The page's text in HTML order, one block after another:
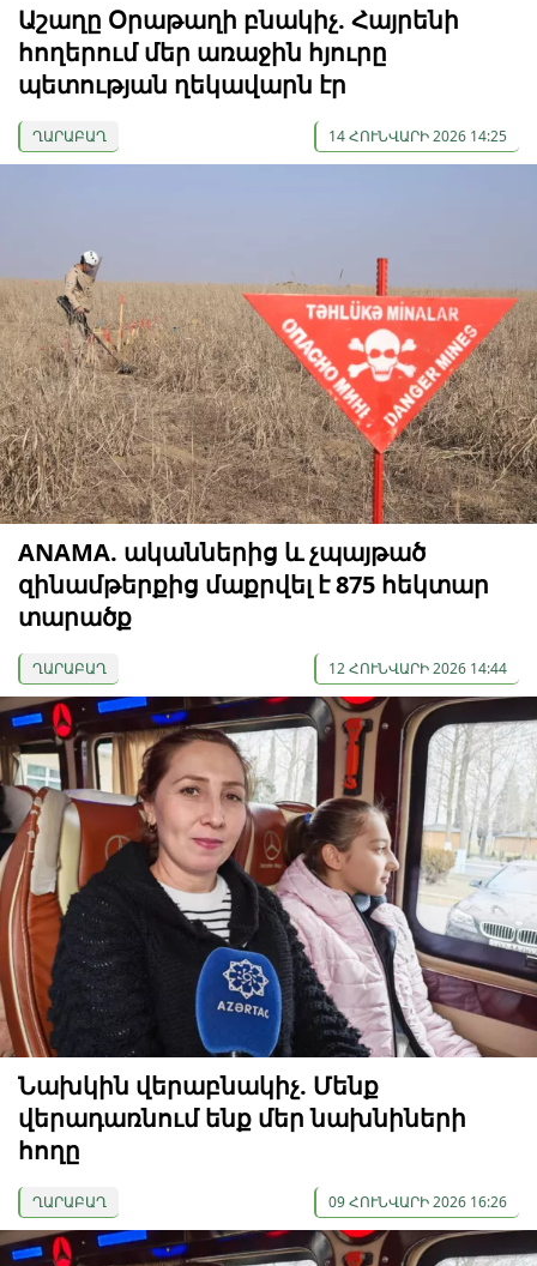
Աշաղը Օրաթաղի բնակիչ. Հայրենի
հողերում մեր առաջին հյուրը
պետության ղեկավարն էր
ՂԱՐԱԲԱՂ 14 ՀՈՒՆՎԱՐԻ 2026 14:25
ANAMA. ականներից և չպայթած
զինամթերքից մաքրվել է 875 հեկտար
տարածք
ՂԱՐԱԲԱՂ 12 ՀՈՒՆՎԱՐԻ 2026 14:44
Նախկին վերաբնակիչ. Մենք
վերադառնում ենք մեր նախնիների
հողը
ՂԱՐԱԲԱՂ 09 ՀՈՒՆՎԱՐԻ 2026 16:26